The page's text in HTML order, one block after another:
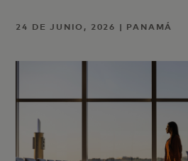
24 DE JUNIO, 2026 | PANAMÁ